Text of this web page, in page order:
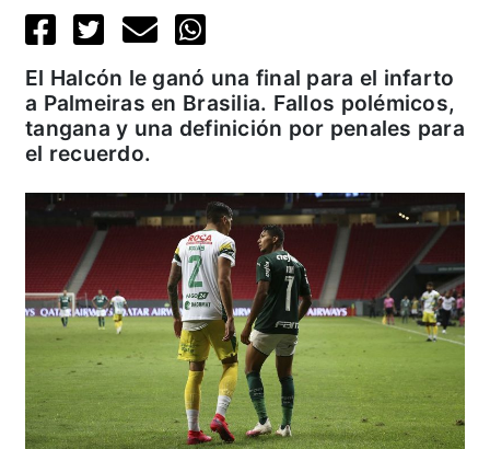
El Halcón le ganó una final para el infarto
a Palmeiras en Brasilia. Fallos polémicos,
tangana y una definición por penales para
el recuerdo.